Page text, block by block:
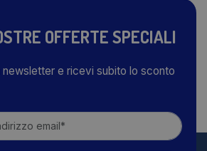
OFFERTE SPECIALI
newsletter e ricevi subito lo sconto